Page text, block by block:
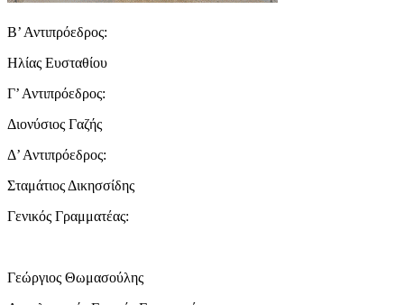
Β’ Αντιπρόεδρος:
Ηλίας Ευσταθίου
Γ’ Αντιπρόεδρος:
Διονύσιος Γαζής
Δ’ Αντιπρόεδρος:
Σταμάτιος Δικησσίδης
Γενικός Γραμματέας:
Γεώργιος Θωμασούλης